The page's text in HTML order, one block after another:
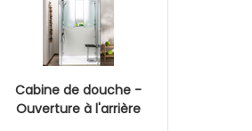
Cabine de douche -
Ouverture à l'arrière